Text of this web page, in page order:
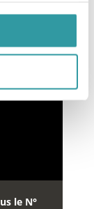
le N°